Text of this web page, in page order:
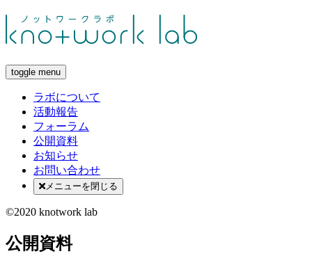
toggle menu
ラボについて
活動報告
フォーラム
公開資料
お知らせ
お問い合わせ
メニューを閉じる
©2020 knotwork lab
公開資料